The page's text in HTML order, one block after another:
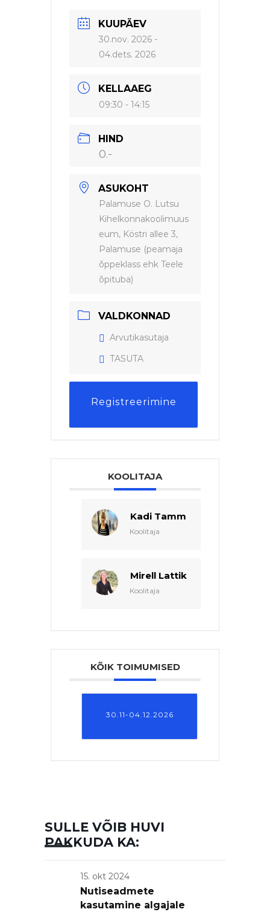
KUUPÄEV
30.nov. 2026 -
04.dets. 2026
KELLAAEG
09:30 - 14:15
HIND
0.-
ASUKOHT
Palamuse O. Lutsu
Kihelkonnakoolimuus
eum, Köstri allee 3,
Palamuse (peamaja
õppeklass ehk Teele
õpituba)
VALDKONNAD
Arvutikasutaja
TASUTA
Registreerimine
KOOLITAJA
Kadi Tamm
Koolitaja
Mirell Lattik
Koolitaja
KÕIK TOIMUMISED
30.11-04.12.2026
SULLE VÕIB HUVI
PAKKUDA KA:
15. okt 2024
Nutiseadmete
kasutamine algajale